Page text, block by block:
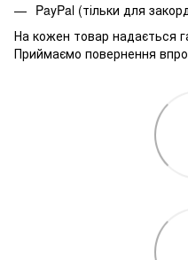
PayPal (тільки для
На кожен товар надається
Приймаємо повернення